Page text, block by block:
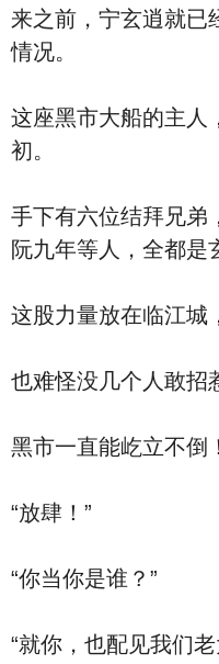
来之前，宁玄逍就已
情况。
这座黑市大船的主人
初。
手下有六位结拜兄弟
阮九年等人，全都是
这股力量放在临江城
也难怪没几个人敢招
黑市一直能屹立不倒！
“放肆！”
“你当你是谁？”
“就你，也配见我们老